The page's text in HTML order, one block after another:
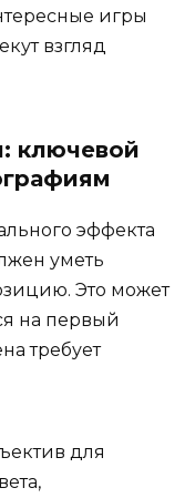
игры
взгляд
ключевой
эффекта
уметь
Это может
на первый
требует
для